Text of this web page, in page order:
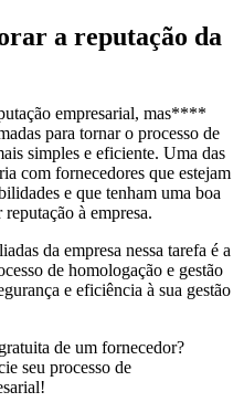
a reputação da
empresarial, mas****
para tornar o processo de
simples e eficiente. Uma das
com fornecedores que estejam
e que tenham uma boa
à empresa.
da empresa nessa tarefa é a
de homologação e gestão
e eficiência à sua gestão
de um fornecedor?
seu processo de